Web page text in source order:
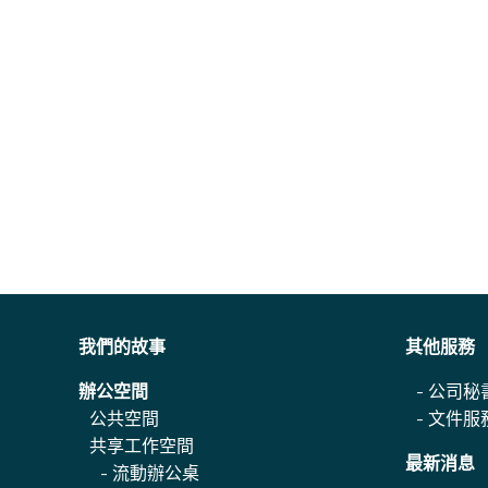
我們的故事
辦公空間
公共空間
共享工作空間
- 流動辦公桌
其他服務
- 公司秘
- 文件服
最新消息